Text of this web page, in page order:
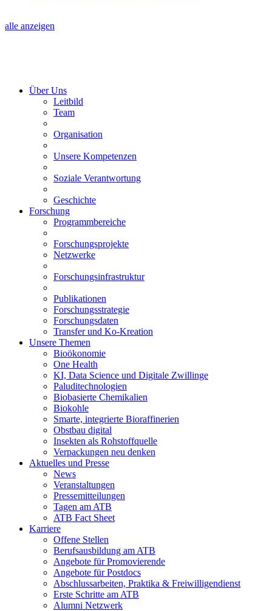
alle anzeigen
Über Uns
Leitbild
Team
Organisation
Unsere Kompetenzen
Soziale Verantwortung
Geschichte
Forschung
Programmbereiche
Forschungsprojekte
Netzwerke
Forschungsinfrastruktur
Publikationen
Forschungsstrategie
Forschungsdaten
Transfer und Ko-Kreation
Unsere Themen
Bioökonomie
One Health
KI, Data Science und Digitale Zwillinge
Paluditechnologien
Biobasierte Chemikalien
Biokohle
Smarte, integrierte Bioraffinerien
Obstbau digital
Insekten als Rohstoffquelle
Verpackungen neu denken
Aktuelles und Presse
News
Veranstaltungen
Pressemitteilungen
Tagen am ATB
ATB Fact Sheet
Karriere
Offene Stellen
Berufsausbildung am ATB
Angebote für Promovierende
Angebote für Postdocs
Abschlussarbeiten, Praktika & Freiwilligendienst
Erste Schritte am ATB
Alumni Netzwerk